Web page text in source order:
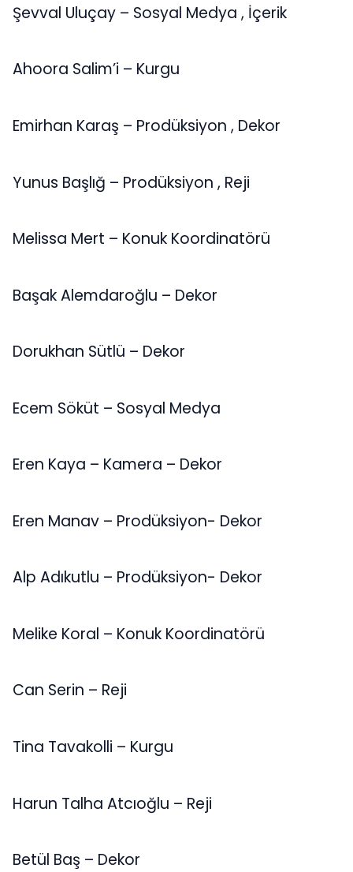
Şevval Uluçay – Sosyal Medya , İçerik
Ahoora Salim’i – Kurgu
Emirhan Karaş – Prodüksiyon , Dekor
Yunus Başlığ – Prodüksiyon , Reji
Melissa Mert – Konuk Koordinatörü
Başak Alemdaroğlu – Dekor
Dorukhan Sütlü – Dekor
Ecem Söküt – Sosyal Medya
Eren Kaya – Kamera – Dekor
Eren Manav – Prodüksiyon- Dekor
Alp Adıkutlu – Prodüksiyon- Dekor
Melike Koral – Konuk Koordinatörü
Can Serin – Reji
Tina Tavakolli – Kurgu
Harun Talha Atcıoğlu – Reji
Betül Baş – Dekor